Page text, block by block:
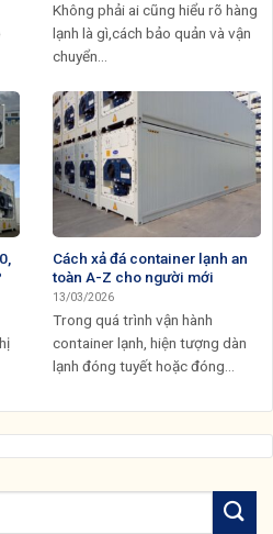
Không phải ai cũng hiểu rõ hàng
lạnh là gì,cách bảo quản và vận
chuyển...
Cách xả đá container lạnh an
toàn A-Z cho người mới
13/03/2026
Trong quá trình vận hành
container lạnh, hiện tượng dàn
lạnh đóng tuyết hoặc đóng...